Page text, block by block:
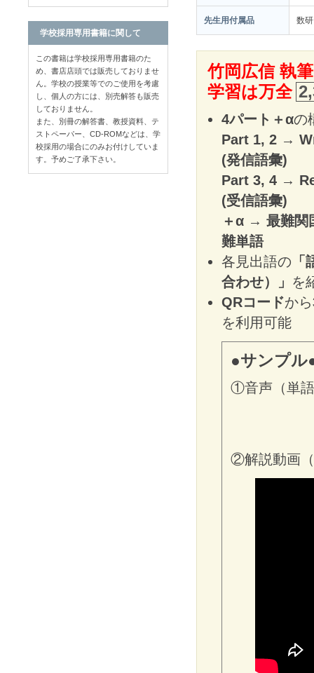
先生用付属品 数
竹岡広信 執
学習は万全
4パート＋αの
Part 1, 2 →
(発信語彙)
Part 3, 4 →
(受信語彙)
＋α → 最難関
難単語
各見出語の
合わせ）」 を
QRコードから
を利用可能
●サンプル
①音声（単
②解説動画
学校採用専用書籍に関して
この書籍は学校採用専用書籍のた
め、書店店頭では販売しておりませ
ん。学校の授業等でのご使用を考慮
し、個人の方には、別売解答も販売
しておりません。
また、別冊の解答書、教授資料、テ
ストペーパー、CD-ROMなどは、学
校採用の場合にのみお付けしていま
す。予めご了承下さい。